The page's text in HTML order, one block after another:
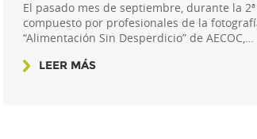
El pasado mes de septiembre, durante la
compuesto por profesionales de la
“Alimentación Sin Desperdicio” de AECOC,…
LEER MÁS